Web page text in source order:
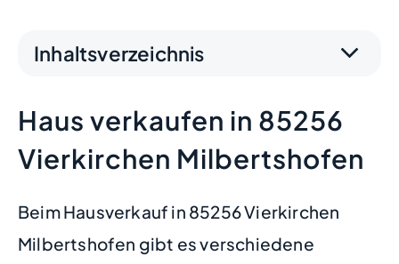
Inhaltsverzeichnis
Haus verkaufen in 85256
Vierkirchen Milbertshofen
Beim Hausverkauf in 85256 Vierkirchen
Milbertshofen gibt es verschiedene